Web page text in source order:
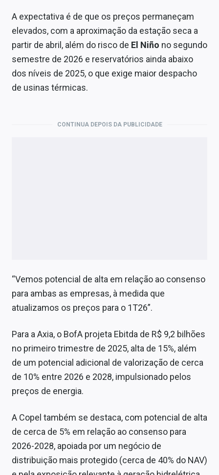
A expectativa é de que os preços permaneçam
elevados, com a aproximação da estação seca a
partir de abril, além do risco de El Niño no segundo
semestre de 2026 e reservatórios ainda abaixo
dos níveis de 2025, o que exige maior despacho
de usinas térmicas.
CONTINUA DEPOIS DA PUBLICIDADE
“Vemos potencial de alta em relação ao consenso
para ambas as empresas, à medida que
atualizamos os preços para o 1T26”.
Para a Axia, o BofA projeta Ebitda de R$ 9,2 bilhões
no primeiro trimestre de 2025, alta de 15%, além
de um potencial adicional de valorização de cerca
de 10% entre 2026 e 2028, impulsionado pelos
preços de energia.
A Copel também se destaca, com potencial de alta
de cerca de 5% em relação ao consenso para
2026-2028, apoiada por um negócio de
distribuição mais protegido (cerca de 40% do NAV)